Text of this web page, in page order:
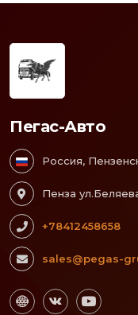
Пегас-Авто
Россия,
Пенза
+78412458658
sales@pegas-